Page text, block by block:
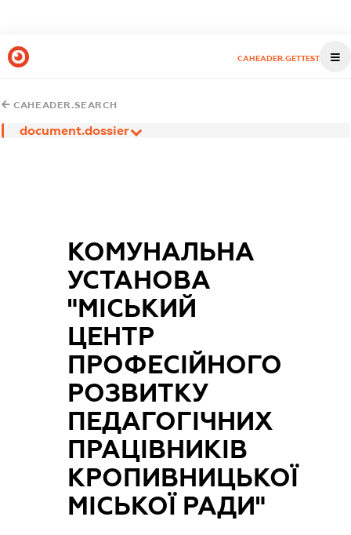
CAHEADER.GETTEST
CAHEADER.SEARCH
document.dossier
КОМУНАЛЬНА
УСТАНОВА
"МІСЬКИЙ
ЦЕНТР
ПРОФЕСІЙНОГО
РОЗВИТКУ
ПЕДАГОГІЧНИХ
ПРАЦІВНИКІВ
КРОПИВНИЦЬКОЇ
МІСЬКОЇ РАДИ"